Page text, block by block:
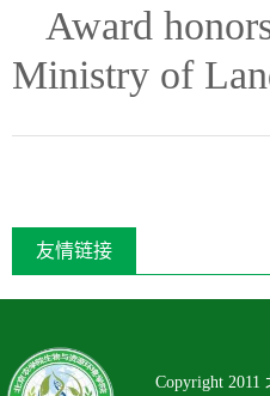
Award
Ministry of
友情链接
Copyright